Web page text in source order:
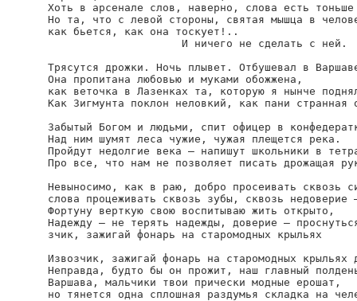
Хоть в арсенале слов, наверно, слова есть
Но та, что с левой стороны, святая мышца в
как бьется, как она тоскует!..
                     И ничего не сделать с ней.
Трясутся дрожки. Ночь плывет. Отбушевал в
Она пропитана любовью и муками обожжена,
как веточка в Лазенках та, которую я нынче
Как 3игмунта поклон неловкий, как пани странная
Забытый Богом и людьми, спит офицер в
Над ним шумят леса чужие, чужая плещется река.
Пройдут недолгие века — напишут школьники в
Про все, что нам не позволяет писать дрожащая
Невыносимо, как в раю, добро просеивать сквозь
слова процеживать сквозь зубы, сквозь
Фортуну верткую свою воспитываю жить открыто,
Надежду — не терять надежды, доверие —
зчик, зажигай фонарь на старомодных крыльях
Извозчик, зажигай фонарь на старомодных крыльях
Неправда, будто бы он прожит, наш главный
Варшава, мальчики твои прически модные ерошат,
но тянется одна сплошная раздумья складка на